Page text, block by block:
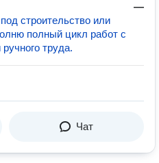
—
строительство или
полный цикл работ с
труда.
Чат